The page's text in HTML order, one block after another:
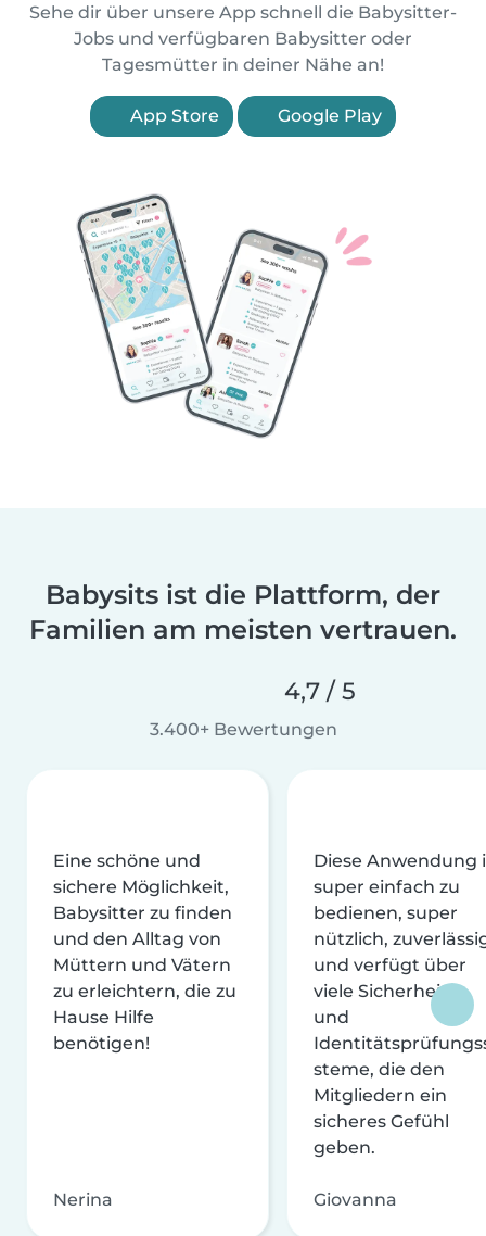
Sehe dir über unsere App schnell die Babysitter-
Jobs und verfügbaren Babysitter oder
Tagesmütter in deiner Nähe an!
App Store Google Play
Babysits ist die Plattform, der
Familien am meisten vertrauen.
4,7 / 5
3.400+ Bewertungen
Eine schöne und
sichere Möglichkeit,
Babysitter zu finden
und den Alltag von
Müttern und Vätern
zu erleichtern, die zu
Hause Hilfe
benötigen!
Nerina
Diese Anwendung
super einfach zu
bedienen, super
nützlich,
und verfügt über
viele Sicherheits-
und
steme, die den
Mitgliedern ein
sicheres Gefühl
geben.
Giovanna